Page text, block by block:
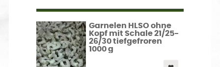
Garnelen HLSO ohne
Kopf mit Schale 21/25-
26/30 tiefgefroren
1000 g